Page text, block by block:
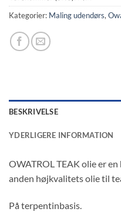
Kategorier: Maling udendørs,
BESKRIVELSE
YDERLIGERE INFORMATION
OWATROL TEAK olie er
anden højkvalitets olie til
På terpentinbasis.